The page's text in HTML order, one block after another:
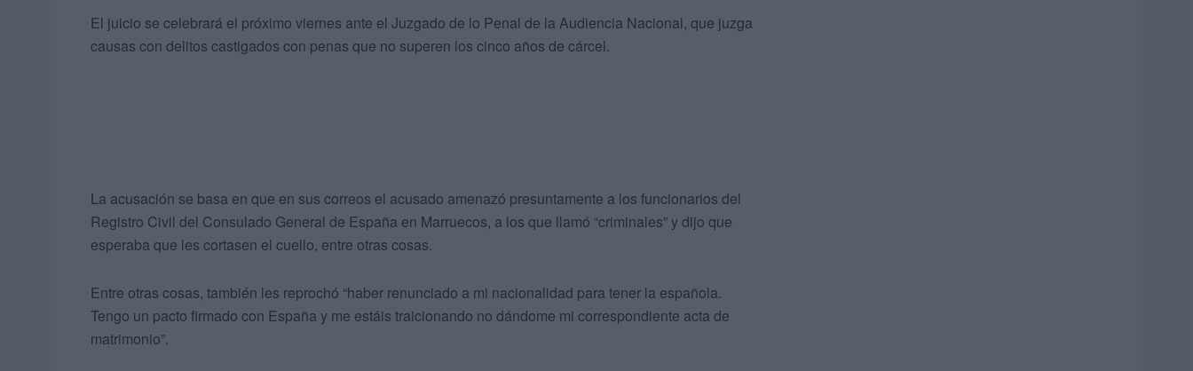
El juicio se celebrará el próximo viernes ante el Juzgado de lo Penal de la Audiencia Nacional, que juzga
causas con delitos castigados con penas que no superen los cinco años de cárcel.
La acusación se basa en que en sus correos el acusado amenazó presuntamente a los funcionarios del
Registro Civil del Consulado General de España en Marruecos, a los que llamó “criminales” y dijo que
esperaba que les cortasen el cuello, entre otras cosas.
Entre otras cosas, también les reprochó “haber renunciado a mi nacionalidad para tener la española.
Tengo un pacto firmado con España y me estáis traicionando no dándome mi correspondiente acta de
matrimonio”.